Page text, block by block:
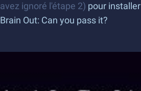
avez ignoré l'étape 2) pour installer
Brain Out: Can you pass it?